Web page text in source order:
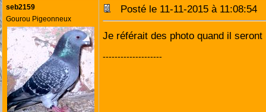
seb2159
Gourou Pigeonneux
Posté le 11-11-2015 à 11:08:54
Je référait des photo quand il seront
--------------------